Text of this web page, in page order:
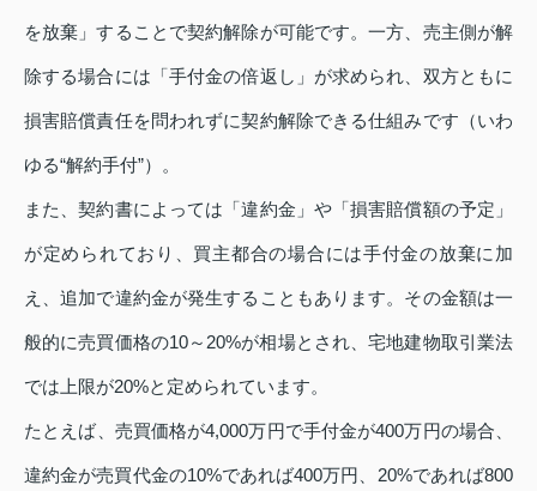
を放棄」することで契約解除が可能です。一方、売主側が解
除する場合には「手付金の倍返し」が求められ、双方ともに
損害賠償責任を問われずに契約解除できる仕組みです（いわ
ゆる“解約手付”）。
また、契約書によっては「違約金」や「損害賠償額の予定」
が定められており、買主都合の場合には手付金の放棄に加
え、追加で違約金が発生することもあります。その金額は一
般的に売買価格の10～20%が相場とされ、宅地建物取引業法
では上限が20%と定められています。
たとえば、売買価格が4,000万円で手付金が400万円の場合、
違約金が売買代金の10%であれば400万円、20%であれば800